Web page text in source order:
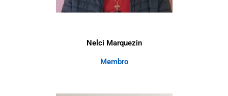
Nelci Marquezin
Membro